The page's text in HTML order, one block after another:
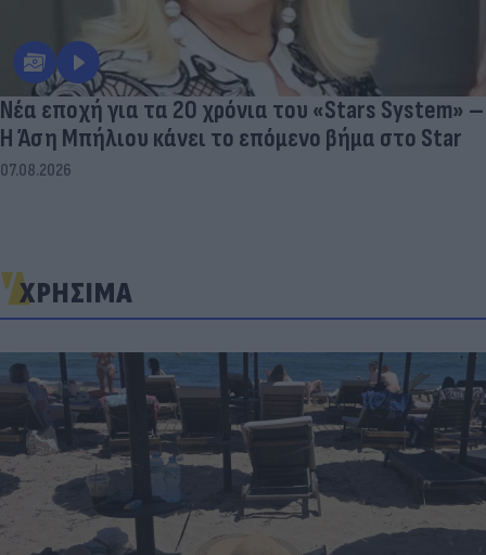
Νέα εποχή για τα 20 χρόνια του «Stars System» –
Η Άση Μπήλιου κάνει το επόμενο βήμα στο Star
07.08.2026
ΧΡΗΣΙΜΑ